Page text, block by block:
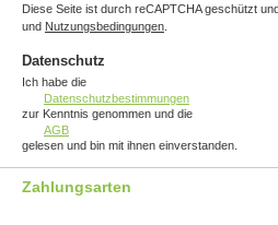
Diese Seite ist durch reCAPTCHA geschützt
und Nutzungsbedingungen
Datenschutz
Ich habe die
Datenschutzbestimmungen
zur Kenntnis genommen und die
AGB
gelesen und bin mit ihnen einverstanden.
Zahlungsarten